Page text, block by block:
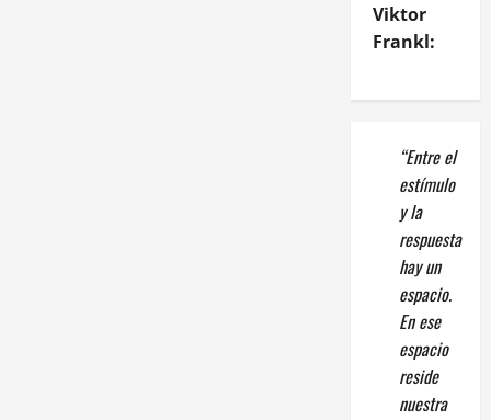
Viktor
Frankl:
“Entre el
estímulo
y la
respuesta
hay un
espacio.
En ese
espacio
reside
nuestra